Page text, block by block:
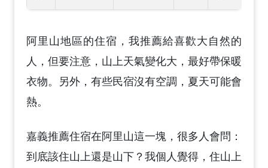
阿里山地區的住宿，我推薦給喜歡大自然的
人，但要注意，山上天氣變化大，最好帶保暖
衣物。另外，有些民宿沒有空調，夏天可能會
熱。
嘉義推薦住宿在阿里山這一塊，很多人會問：
到底該住山上還是山下？我個人覺得，住山上